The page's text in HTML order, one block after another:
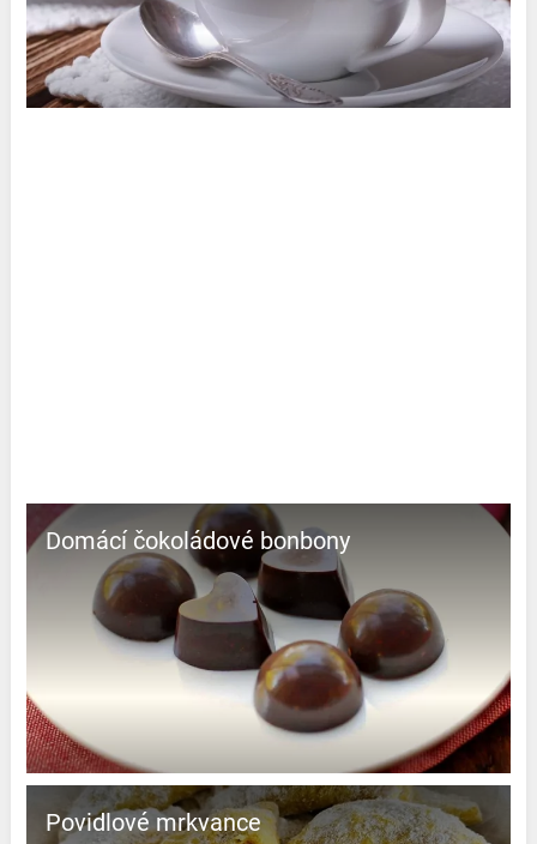
Domácí čokoládové bonbony
Povidlové mrkvance